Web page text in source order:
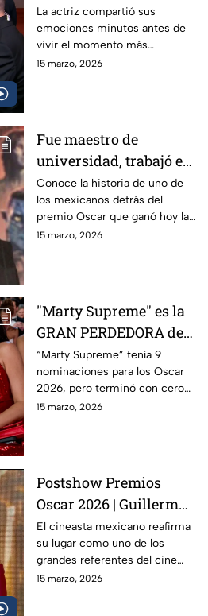
Madigan habló en
exclusiva previo a
coronarse como Mejor
Actriz
La actriz compartió sus
emociones minutos antes de
vivir el momento más
importante de la noche.
15 marzo, 2026
Fue maestro de
universidad, trabajó en
TV Azteca como artista
de efectos visuales y
hoy es parte del premio
Oscar de 'Avatar: Fire &
Conoce la historia de uno de
los mexicanos detrás del
premio Oscar que ganó hoy la
película ‘Avatar: Fire & Ash’.
15 marzo, 2026
"Marty Supreme" es la
GRAN PERDEDORA de
los Oscar 2026.
¿Rompió récord en
fracasos?
“Marty Supreme” tenía 9
nominaciones para los Oscar
2026, pero terminó con cero
estatuillas. Para empezar,
15 marzo, 2026
Postshow Premios
Oscar 2026 | Guillermo
del Toro vuelve a hacer
historia: análisis de su
impacto y
representación en los
El cineasta mexicano reafirma
su lugar como uno de los
grandes referentes del cine
mundial.
15 marzo, 2026